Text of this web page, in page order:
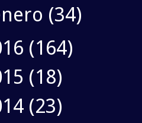
(34)
(164)
(18)
(23)